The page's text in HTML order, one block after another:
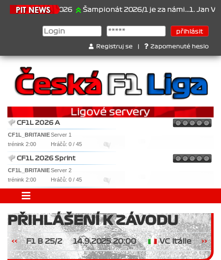
21.6.2026 Šampionát 2026/1 je za námi...1. Jan
Registruj se Zapomenuté heslo
CF1L 2026 A
CF1L_BRITANIEServer 1
trénink 2:00
Hráčů: 0 / 45
CF1L 2026 Sprint
CF1L_BRITANIEServer 2
trénink 2:00
Hráčů: 0 / 45
PŘIHLÁŠENÍ K ZÁVODU
<< F1 B 25/2 14.9.2025 20:00 VC Itálie >>